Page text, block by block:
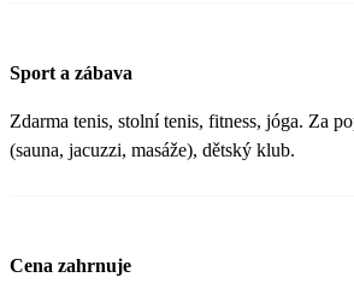
Sport a zábava
Zdarma tenis, stolní tenis, fitness, jóga. Za
(sauna, jacuzzi, masáže), dětský klub.
Cena zahrnuje